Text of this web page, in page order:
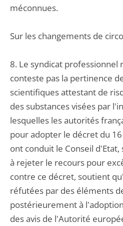
méconnues.
Sur les changements de
8. Le syndicat professionnel
conteste pas la pertinence
scientifiques attestant de
des substances visées par
lesquelles les autorités
pour adopter le décret du
ont conduit le Conseil
à rejeter le recours pour
contre ce décret, soutient
réfutées par des éléments
postérieurement à
des avis de l'Autorité